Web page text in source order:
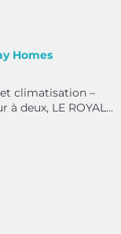
Homes
climatisation –
deux, LE ROYAL...